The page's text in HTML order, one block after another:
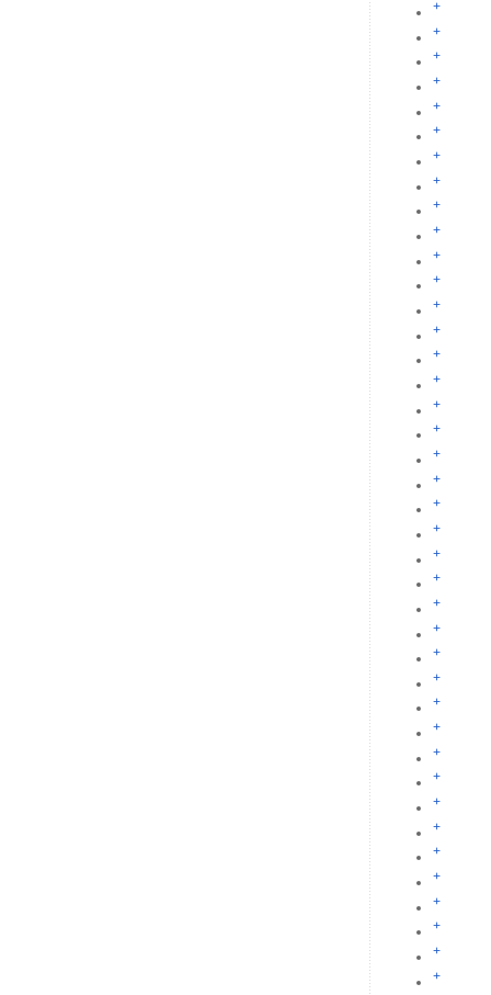
+
+
+
+
+
+
+
+
+
+
+
+
+
+
+
+
+
+
+
+
+
+
+
+
+
+
+
+
+
+
+
+
+
+
+
+
+
+
+
+